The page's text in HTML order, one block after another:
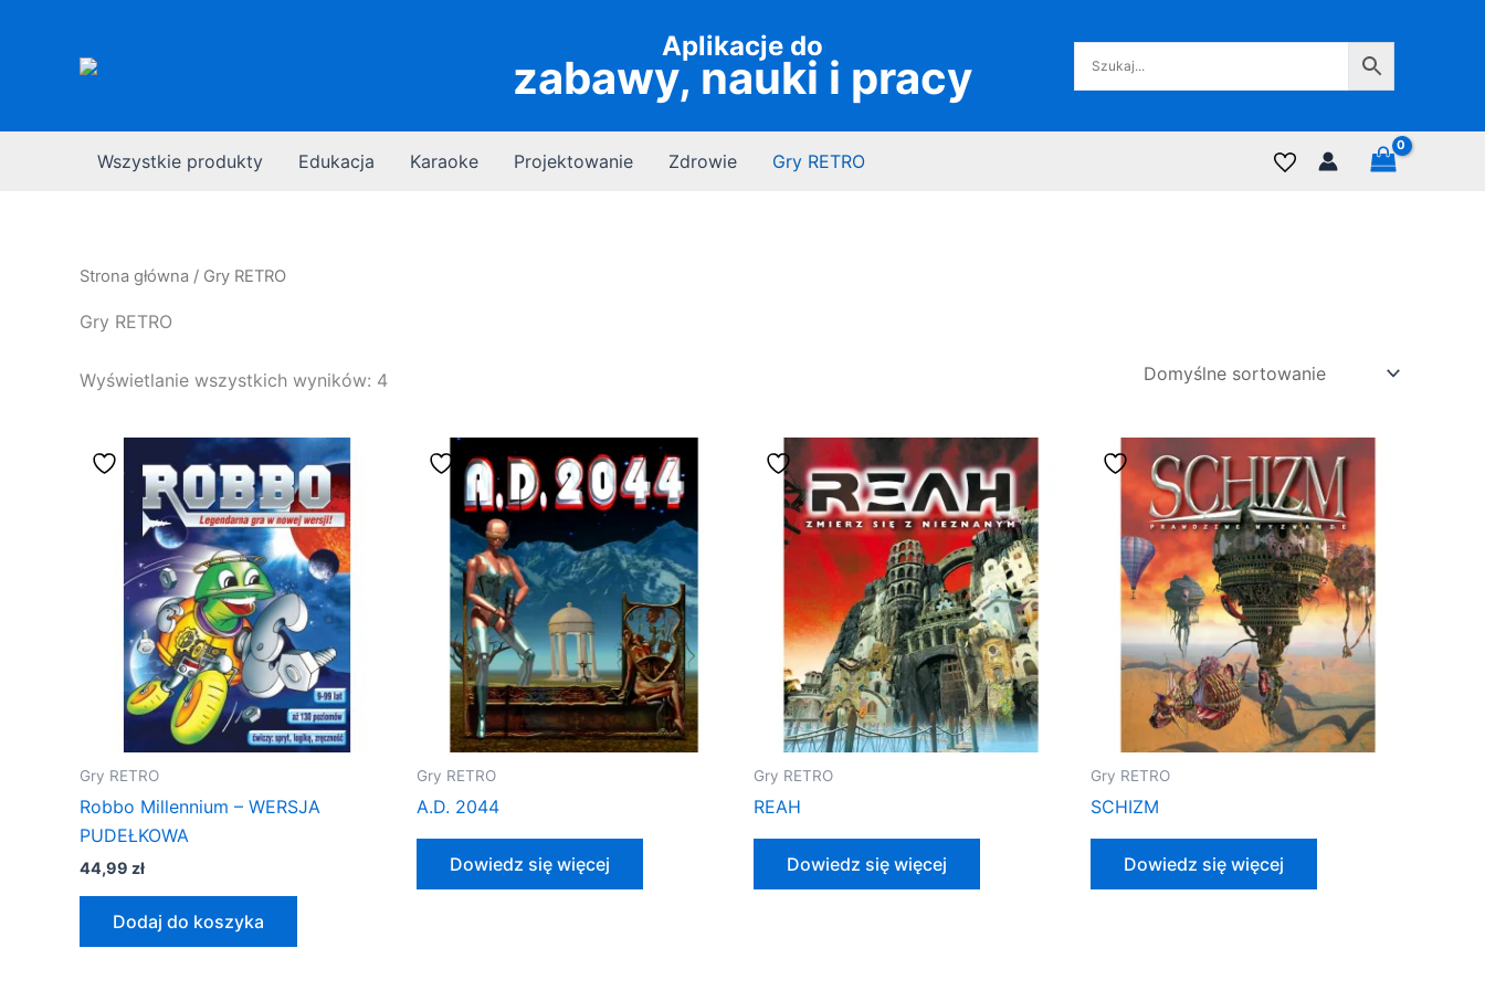
Aplikacje do
zabawy, nauki i pracy
Wszystkie produkty Edukacja Karaoke Projektowanie Zdrowie Gry RETRO
Strona główna / Gry RETRO
Gry RETRO
Wyświetlanie wszystkich wyników: 4
Gry RETRO
Robbo Millennium – WERSJA
PUDEŁKOWA
44,99 zł
Dodaj do koszyka
Gry RETRO
A.D. 2044
Dowiedz się więcej
Gry RETRO
REAH
Dowiedz się więcej
Gry RETRO
SCHIZM
Dowiedz się więcej